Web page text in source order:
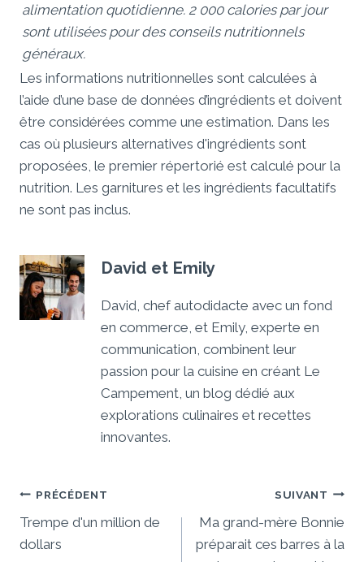
alimentation quotidienne. 2 000 calories par jour
sont utilisées pour des conseils nutritionnels
généraux.
Les informations nutritionnelles sont calculées à
l’aide d’une base de données d’ingrédients et doivent
être considérées comme une estimation. Dans les
cas où plusieurs alternatives d'ingrédients sont
proposées, le premier répertorié est calculé pour la
nutrition. Les garnitures et les ingrédients facultatifs
ne sont pas inclus.
David et Emily
David, chef autodidacte avec un fond
en commerce, et Emily, experte en
communication, combinent leur
passion pour la cuisine en créant Le
Campement, un blog dédié aux
explorations culinaires et recettes
innovantes.
Navigation
De
PRÉCÉDENT
Trempe d'un million de
dollars
SUIVANT
Ma grand-mère Bonnie
préparait ces barres à la